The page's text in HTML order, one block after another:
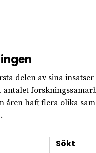
delen av sina
antalet
åren haft flera olika
Sökt